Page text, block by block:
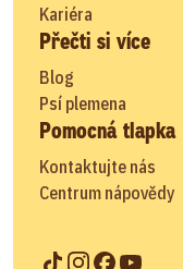
Kariéra
Přečti si více
Blog
Psí plemena
Pomocná tlapka
Kontaktujte nás
Centrum nápovědy